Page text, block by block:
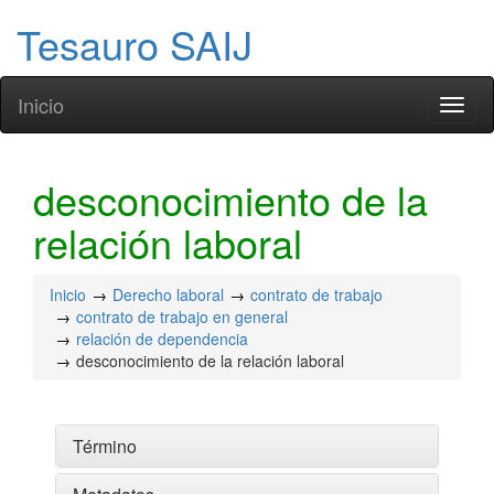
Tesauro SAIJ
Inicio
desconocimiento de la
relación laboral
Inicio Derecho laboral
contrato de trabajo
contrato de trabajo en general
relación de dependencia
desconocimiento de la relación laboral
Término